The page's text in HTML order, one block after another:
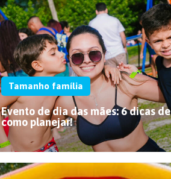
Tamanho família
Evento de dia das mães: 6 dicas de
como planejar!